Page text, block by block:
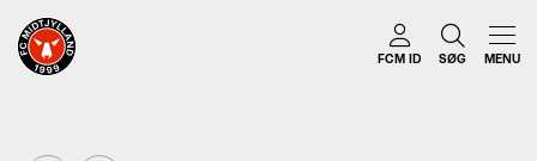
FCM ID SØG MENU